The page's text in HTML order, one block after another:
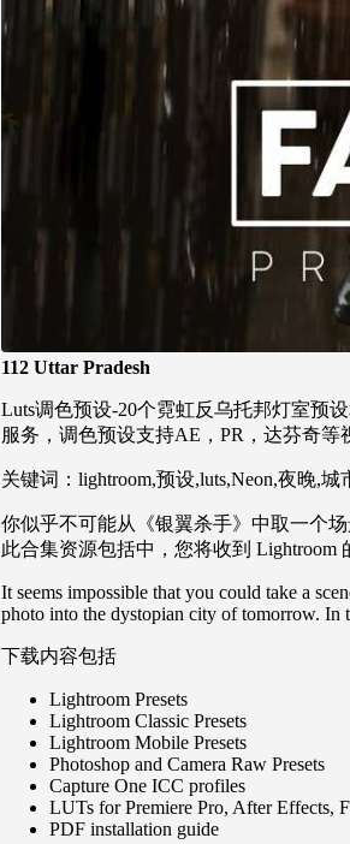
112 Uttar Pradesh
Luts调色预设-20个霓虹反乌托邦灯室预
服务，调色预设支持AE，PR，达芬奇
关键词：lightroom,预设,luts,Neon,夜晚,
你似乎不可能从《银翼杀手》中取一个
此合集资源包括中，您将收到 Lightroom
It seems impossible that you could take a
photo into the dystopian city of tomorrow. In
下载内容包括
Lightroom Presets
Lightroom Classic Presets
Lightroom Mobile Presets
Photoshop and Camera Raw Presets
Capture One ICC profiles
LUTs for Premiere Pro, After Effects,
PDF installation guide